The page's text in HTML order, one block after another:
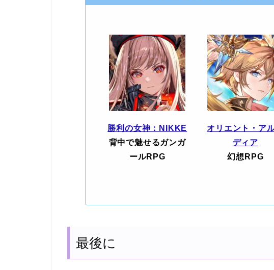
勝利の女神：NIKKE
背中で魅せるガンガ
ールRPG
オリエント・ア
ディア
幻想RPG
最後に